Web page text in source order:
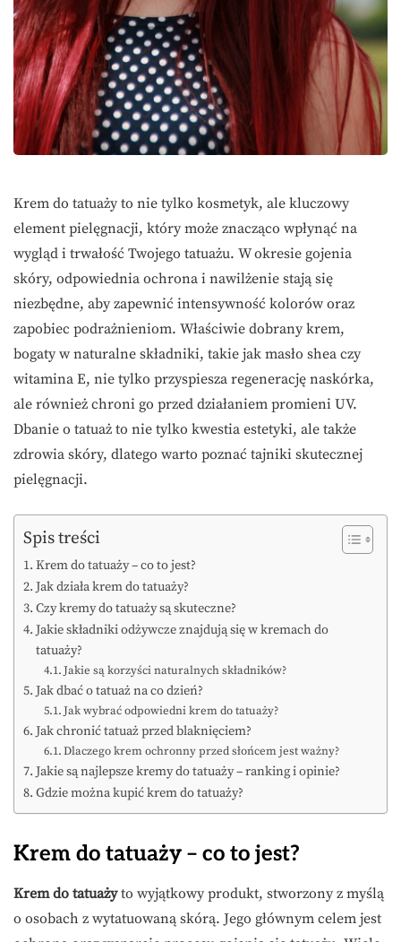
Krem do tatuaży to nie tylko kosmetyk, ale kluczowy
element pielęgnacji, który może znacząco wpłynąć na
wygląd i trwałość Twojego tatuażu. W okresie gojenia
skóry, odpowiednia ochrona i nawilżenie stają się
niezbędne, aby zapewnić intensywność kolorów oraz
zapobiec podrażnieniom. Właściwie dobrany krem,
bogaty w naturalne składniki, takie jak masło shea czy
witamina E, nie tylko przyspiesza regenerację naskórka,
ale również chroni go przed działaniem promieni UV.
Dbanie o tatuaż to nie tylko kwestia estetyki, ale także
zdrowia skóry, dlatego warto poznać tajniki skutecznej
pielęgnacji.
Spis treści
Krem do tatuaży – co to jest?
Jak działa krem do tatuaży?
Czy kremy do tatuaży są skuteczne?
Jakie składniki odżywcze znajdują się w kremach do
tatuaży?
Jakie są korzyści naturalnych składników?
Jak dbać o tatuaż na co dzień?
Jak wybrać odpowiedni krem do tatuaży?
Jak chronić tatuaż przed blaknięciem?
Dlaczego krem ochronny przed słońcem jest ważny?
Jakie są najlepsze kremy do tatuaży – ranking i opinie?
Gdzie można kupić krem do tatuaży?
Krem do tatuaży – co to jest?
Krem do tatuażyto wyjątkowy produkt, stworzony z myślą
o osobach z wytatuowaną skórą. Jego głównym celem jest